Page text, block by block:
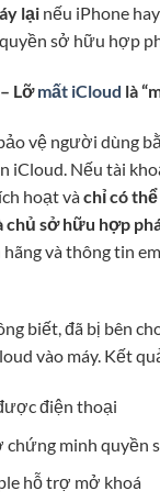
lại nếu iPhone
sở hữu hợp
Lỡmất iCloud là
vệ người dùng
iCloud. Nếu tài
hoạt vàchỉ có
chủ sở hữu hợp
và thông tin
biết, đã bị bên
vào máy. Kết
điện thoại
chứng minh quyền
hỗ trợ mở khoá